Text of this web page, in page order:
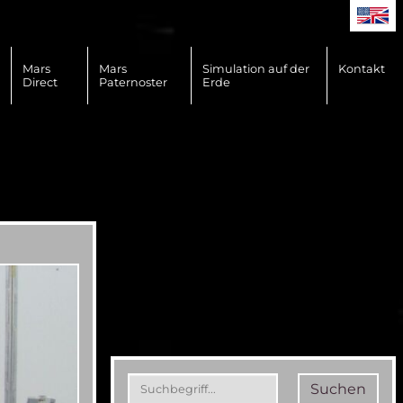
Mars
Direct
Mars
Paternoster
Simulation auf der
Erde
Kontakt
Suchen